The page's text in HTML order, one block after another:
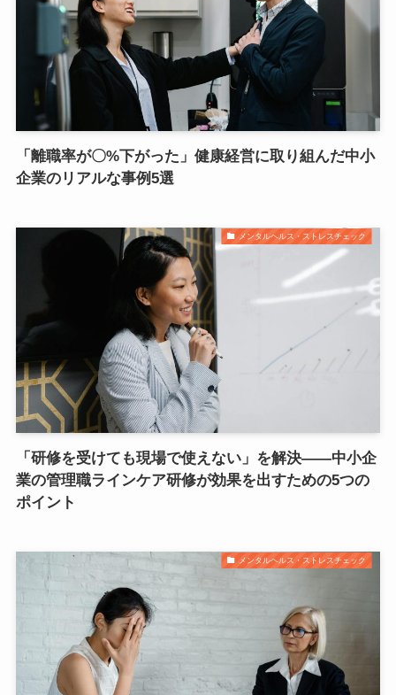
「離職率が〇%下がった」健康経営に取り組んだ中小
企業のリアルな事例5選
メンタルヘルス・ストレスチェック
「研修を受けても現場で使えない」を解決——中小企
業の管理職ラインケア研修が効果を出すための5つの
ポイント
メンタルヘルス・ストレスチェック